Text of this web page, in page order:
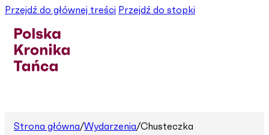
Przejdź do głównej treści Przejdź do stopki
Strona główna/Wydarzenia/Chusteczka